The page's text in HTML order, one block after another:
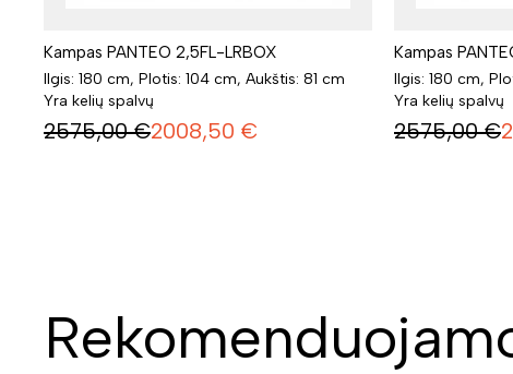
Kampas PANTEO 2,5FL-LRBOX
Ilgis: 180 cm, Plotis: 104 cm, Aukštis: 81 cm
Yra kelių spalvų
2575,00 €2008,50 €
Kampas
Ilgis: 180 cm,
Yra kelių spalvų
2575,00 €